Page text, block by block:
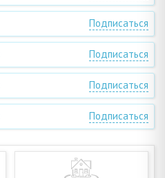
Подписаться
Подписаться
Подписаться
Подписаться